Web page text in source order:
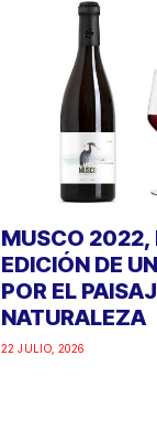
MUSCO 2022,
EDICIÓN DE
POR EL
NATURALEZA
22 JULIO, 2026